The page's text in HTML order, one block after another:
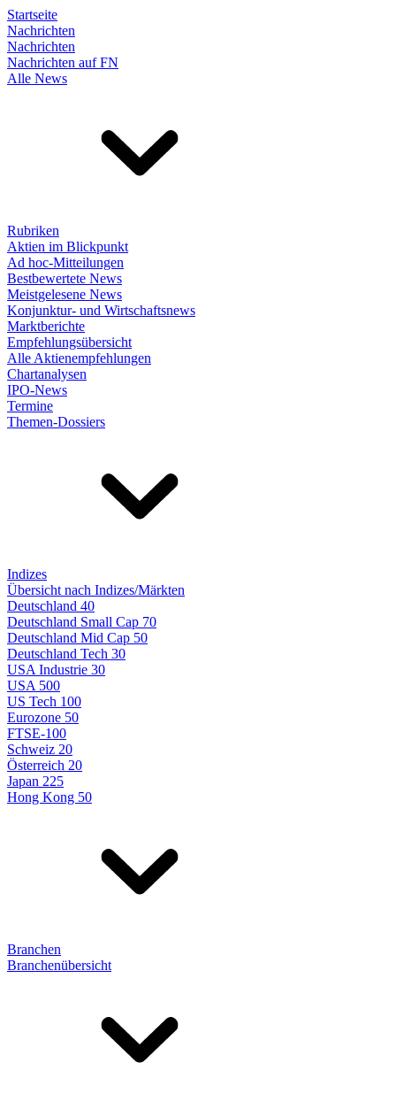
Startseite
Nachrichten
Nachrichten
Nachrichten auf FN
Alle News
Rubriken
Aktien im Blickpunkt
Ad hoc-Mitteilungen
Bestbewertete News
Meistgelesene News
Konjunktur- und Wirtschaftsnews
Marktberichte
Empfehlungsübersicht
Alle Aktienempfehlungen
Chartanalysen
IPO-News
Termine
Themen-Dossiers
Indizes
Übersicht nach Indizes/Märkten
Deutschland 40
Deutschland Small Cap 70
Deutschland Mid Cap 50
Deutschland Tech 30
USA Industrie 30
USA 500
US Tech 100
Eurozone 50
FTSE-100
Schweiz 20
Österreich 20
Japan 225
Hong Kong 50
Branchen
Branchenübersicht